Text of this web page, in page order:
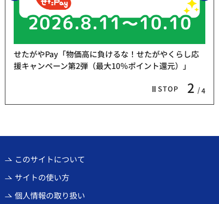
STOP 2 4
せたがやPay「物価高に負けるな！せたがやくらし応
援キャンペーン第2弾（最大10％ポイント還元）」
このサイトについて
サイトの使い方
個人情報の取り扱い